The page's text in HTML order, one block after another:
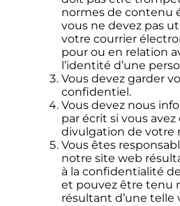
normes de contenu
vous ne devez pas
votre courrier
pour ou en relation
l’identité d’une
Vous devez garder
confidentiel.
Vous devez nous
par écrit si vous avez
divulgation de votre
Vous êtes
notre site web
à la confidentialité
et pouvez être tenu
résultant d’une telle